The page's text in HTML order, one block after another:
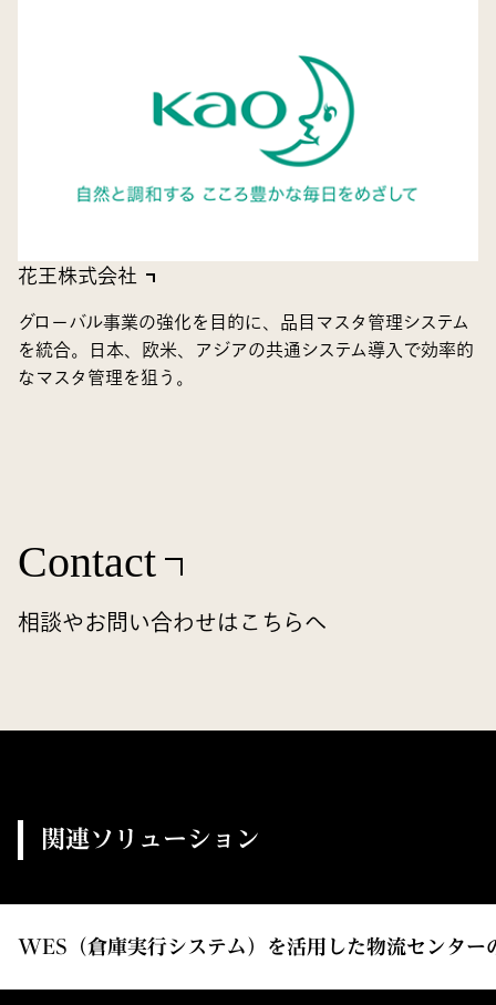
花王株式会社
グローバル事業の強化を目的に、品目マスタ管理システム
を統合。日本、欧米、アジアの共通システム導入で効率的
なマスタ管理を狙う。
Contact
相談やお問い合わせはこちらへ
関連ソリューション
WES（倉庫実行システム）を活用した物流センタ